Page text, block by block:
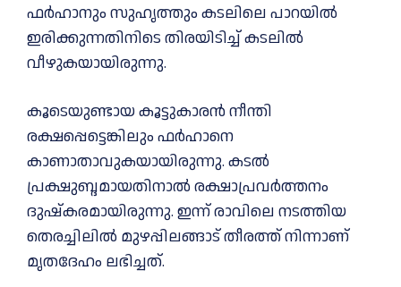
ഫർഹാനും സുഹൃത്തും കടലിലെ പാറയില്‍
ഇരിക്കുന്നതിനിടെ തിരയിടിച്ച്‌ കടലില്‍
വീഴുകയായിരുന്നു.
കൂടെയുണ്ടായ കൂട്ടുകാരൻ നീന്തി
രക്ഷപ്പെട്ടെങ്കിലും ഫർഹാനെ
കാണാതാവുകയായിരുന്നു. കടല്‍
പ്രക്ഷുബ്ദമായതിനാല്‍ രക്ഷാപ്രവർത്തനം
ദുഷ്കരമായിരുന്നു. ഇന്ന് രാവിലെ നടത്തിയ
തെരച്ചിലില്‍ മുഴപ്പിലങ്ങാട് തീരത്ത് നിന്നാണ്
മൃതദേഹം ലഭിച്ചത്.